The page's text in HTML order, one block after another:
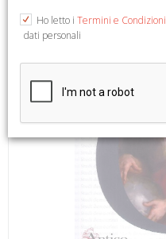
Ho letto i Termini e Condizioni
dati personali